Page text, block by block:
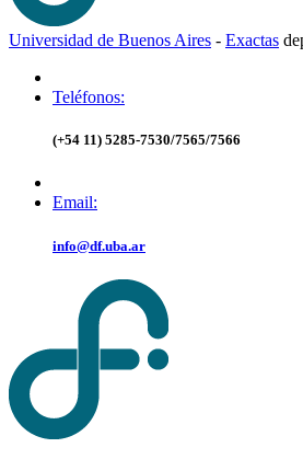
Universidad de Buenos Aires - Exactas d
Teléfonos:
(+54 11) 5285-7530/7565/7566
Email:
info@df.uba.ar